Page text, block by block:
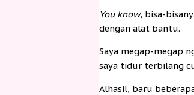
You know, bisa-
dengan alat bantu.
Saya megap-megap
saya tidur terbilang
Alhasil, baru